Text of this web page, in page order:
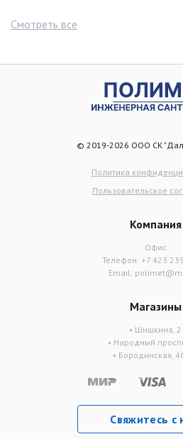
Смотреть все
© 2019-2026 ООО СК
Политика
Пользовательское
Компания
Офис
Телефон: +7 423
Email:
Магазины
• Шишкина, 2
• Народный
• Бородинская,
Свяжитесь с